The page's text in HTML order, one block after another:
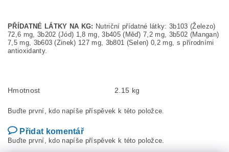
PŘÍDATNÉ LÁTKY NA KG: Nutriční přídatné látky: 3b103 (Železo)
72,6 mg, 3b202 (Jód) 1,8 mg, 3b405 (Měď) 7,2 mg, 3b502 (Mangan)
7,5 mg, 3b603 (Zinek) 127 mg, 3b801 (Selen) 0,2 mg, s přírodními
antioxidanty.
Hmotnost 2.15 kg
Buďte první, kdo napíše příspěvek k této položce.
Přidat komentář
Buďte první, kdo napíše příspěvek k této položce.